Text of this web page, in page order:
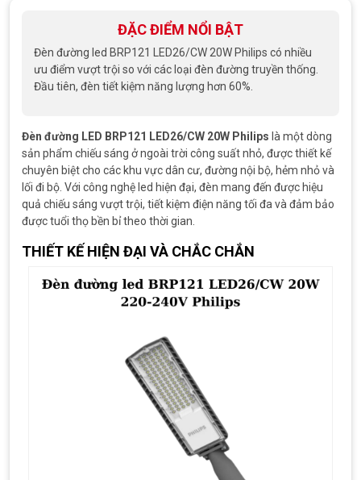
ĐẶC ĐIỂM NỔI BẬT
Đèn đường led BRP121 LED26/CW 20W Philips có nhiều
ưu điểm vượt trội so với các loại đèn đường truyền thống.
Đầu tiên, đèn tiết kiệm năng lượng hơn 60%.
Đèn đường LED BRP121 LED26/CW 20W Philips là một dòng
sản phẩm chiếu sáng ở ngoài trời công suất nhỏ, được thiết kế
chuyên biệt cho các khu vực dân cư, đường nội bộ, hẻm nhỏ và
lối đi bộ. Với công nghệ led hiện đại, đèn mang đến được hiệu
quả chiếu sáng vượt trội, tiết kiệm điện năng tối đa và đảm bảo
được tuổi thọ bền bỉ theo thời gian.
THIẾT KẾ HIỆN ĐẠI VÀ CHẮC CHẮN